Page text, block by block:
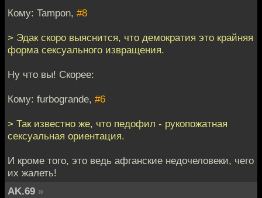
Кому: Tampon, #8
> Эдак скоро выяснится, что демократия это крайняя
форма сексуального извращения.
Ну что вы! Скорее:
Кому: furbogrande, #6
> Так известно же, что педофил - рукопожатная
сексуальная ориентация.
И кроме того, это ведь афганские недочеловеки, чего
их жалеть!
AK.69 »